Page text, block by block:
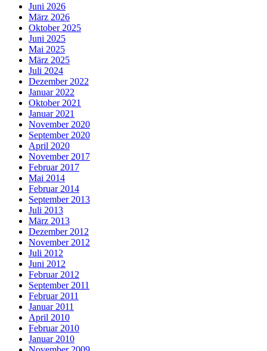
Juni 2026
März 2026
Oktober 2025
Juni 2025
Mai 2025
März 2025
Juli 2024
Dezember 2022
Januar 2022
Oktober 2021
Januar 2021
November 2020
September 2020
April 2020
November 2017
Februar 2017
Mai 2014
Februar 2014
September 2013
Juli 2013
März 2013
Dezember 2012
November 2012
Juli 2012
Juni 2012
Februar 2012
September 2011
Februar 2011
Januar 2011
April 2010
Februar 2010
Januar 2010